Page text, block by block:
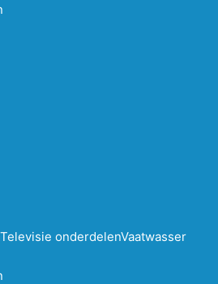
Televisie onderdelenVaatwasser